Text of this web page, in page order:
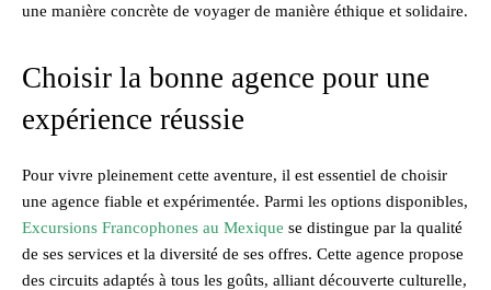
une manière concrète de voyager de manière éthique et solidaire.
Choisir la bonne agence pour une
expérience réussie
Pour vivre pleinement cette aventure, il est essentiel de choisir
une agence fiable et expérimentée. Parmi les options disponibles,
Excursions Francophones au Mexique se distingue par la qualité
de ses services et la diversité de ses offres. Cette agence propose
des circuits adaptés à tous les goûts, alliant découverte culturelle,